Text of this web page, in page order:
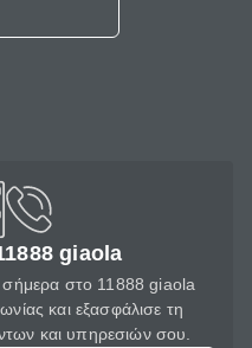
giaola
σήμερα στο 11888 giaola
και εξασφάλισε τη
και υπηρεσιών σου.